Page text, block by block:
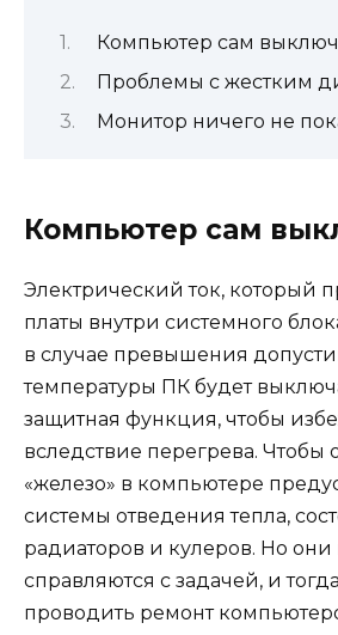
Компьютер сам
Проблемы с жестким
Монитор ничего не
Компьютер сам
Электрический ток, который
платы внутри системного
в случае превышения
температуры ПК будет
защитная функция, чтобы
вследствие перегрева. Чтобы
«железо» в компьютере
системы отведения тепла,
радиаторов и кулеров. Но они
справляются с задачей, и
проводить ремонт